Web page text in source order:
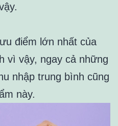
điểm lớn nhất của
vì vậy, ngay cả những
nhập trung bình cũng
này.